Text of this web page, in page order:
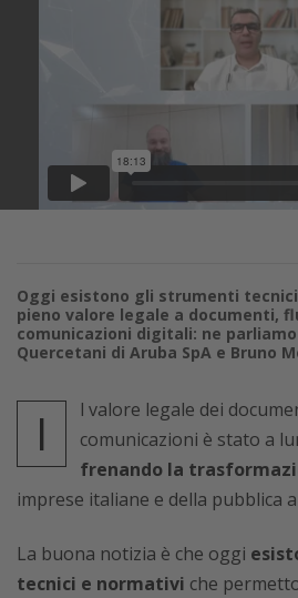
Oggi esistono gli strumenti
pieno valore legale a documenti,
comunicazioni digitali: ne
Quercetani di Aruba SpA e Bruno
I
l valore legale dei
comunicazioni è stato a
frenando la
imprese italiane e della pubblica
La buona notizia è che oggi
tecnici e normativi che